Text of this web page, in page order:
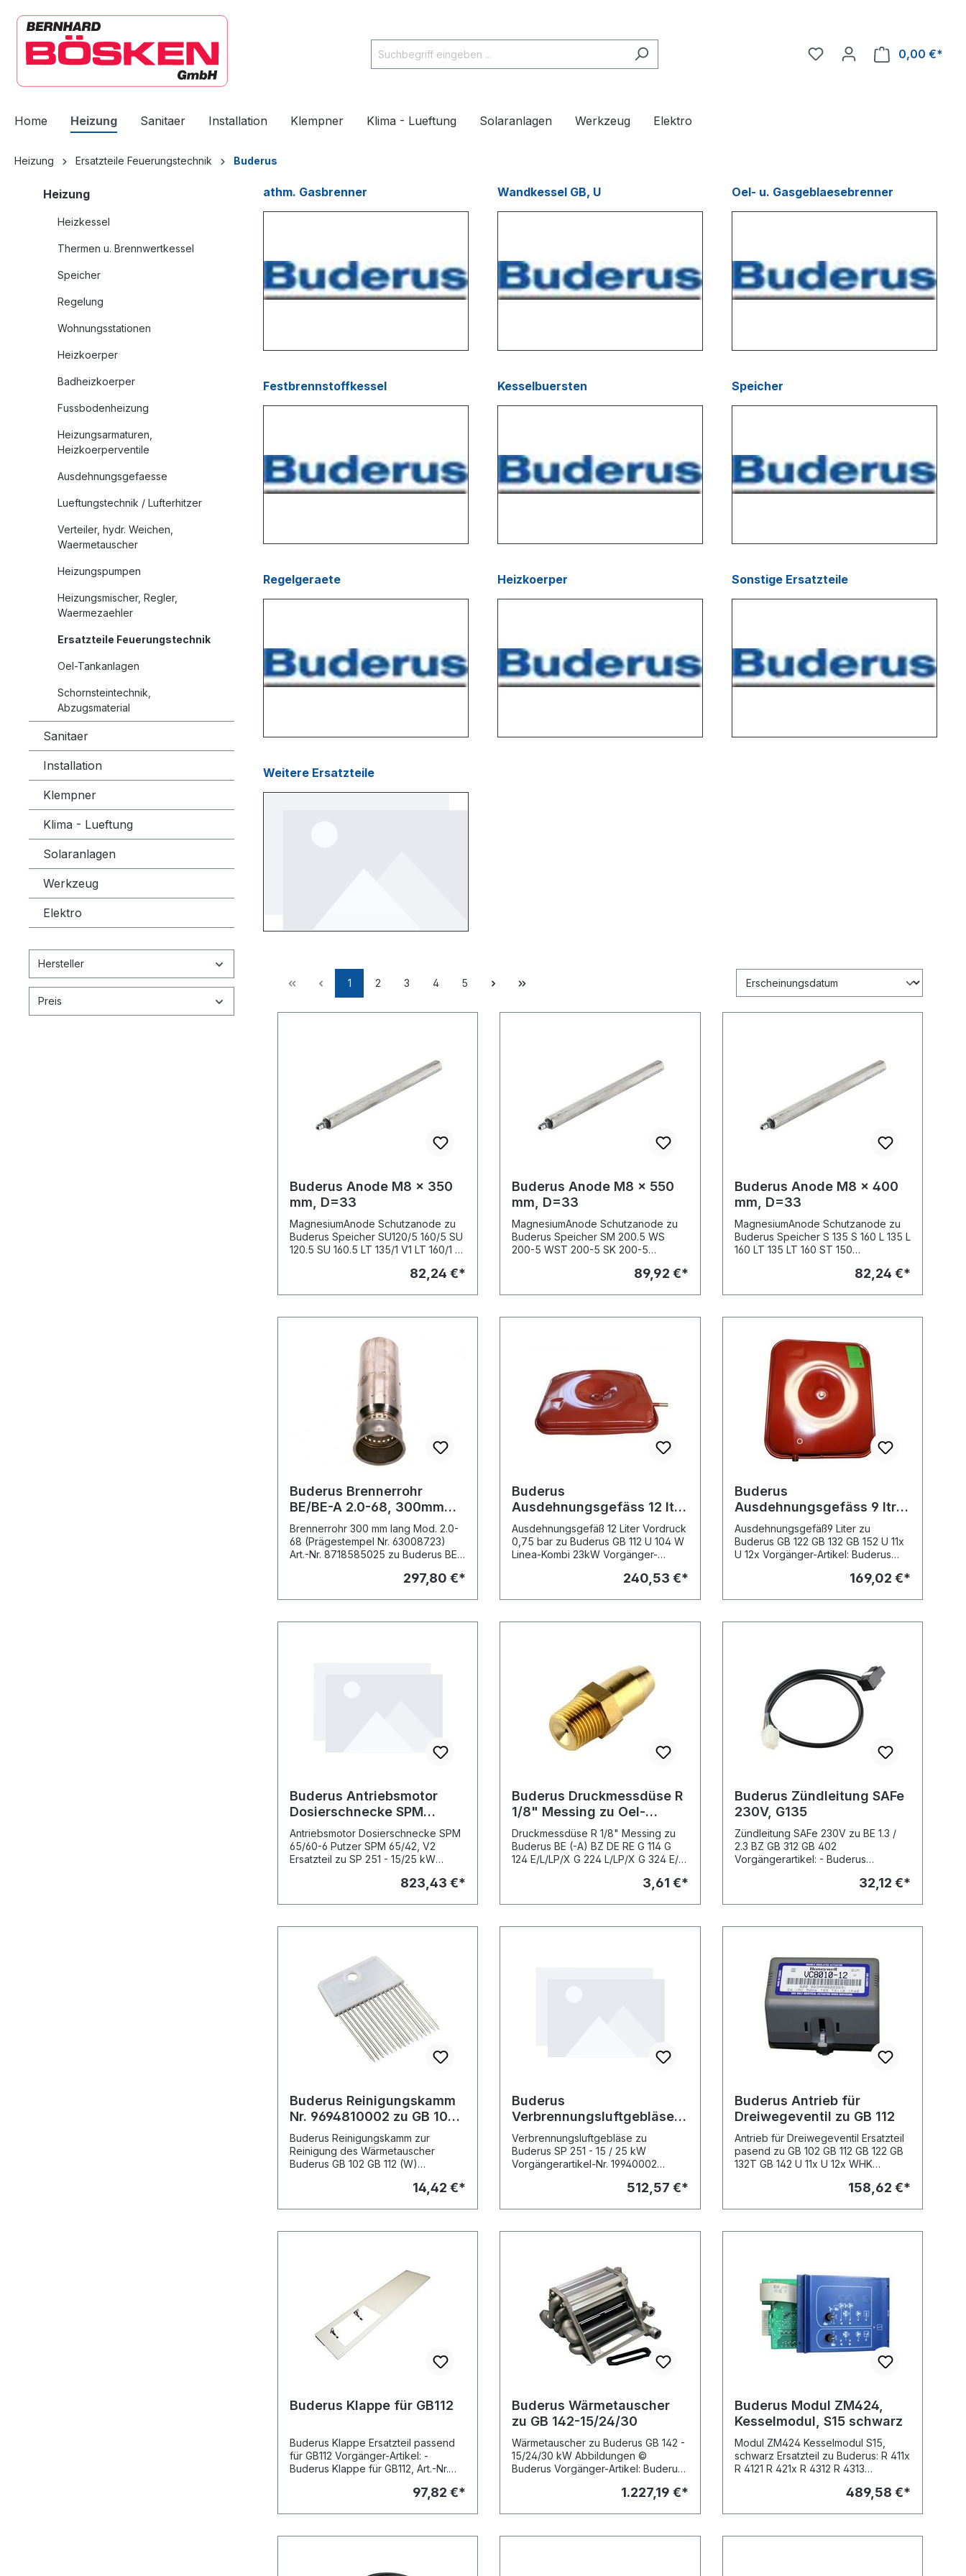
Zur Hauptnavigation springen
0,00 €*
Home Heizung Sanitaer Installation Klempner Klima - Lueftung Solaranlagen Werkzeug Elektro
Heizung Ersatzteile Feuerungstechnik Buderus
Heizung
Heizkessel
Thermen u. Brennwertkessel
Speicher
Regelung
Wohnungsstationen
Heizkoerper
Badheizkoerper
Fussbodenheizung
Heizungsarmaturen,
Heizkoerperventile
Ausdehnungsgefaesse
Lueftungstechnik / Lufterhitzer
Verteiler, hydr. Weichen,
Waermetauscher
Heizungspumpen
Heizungsmischer, Regler,
Waermezaehler
Ersatzteile Feuerungstechnik
Oel-Tankanlagen
Schornsteintechnik,
Abzugsmaterial
Sanitaer
Installation
Klempner
Klima - Lueftung
Solaranlagen
Werkzeug
Elektro
Hersteller
Preis
athm. Gasbrenner Wandkessel GB, U Oel- u. Gasgeblaesebrenner
Festbrennstoffkessel Kesselbuersten Speicher
Regelgeraete Heizkoerper Sonstige Ersatzteile
Weitere Ersatzteile
1 2 3 4 5
Buderus Anode M8 x 350
mm, D=33
MagnesiumAnode Schutzanode zu
Buderus Speicher SU120/5 160/5 SU
120.5 SU 160.5 LT 135/1 V1 LT 160/1 V1
82,24 €*
Buderus Anode M8 x 550
mm, D=33
MagnesiumAnode Schutzanode zu
Buderus Speicher SM 200.5 WS
200-5 WST 200-5 SK 200-5
89,92 €*
Buderus Anode M8 x 400
mm, D=33
MagnesiumAnode Schutzanode zu
Buderus Speicher S 135 S 160 L 135 L
160 LT 135 LT 160 ST 150
82,24 €*
Buderus Brennerrohr
BE/BE-A 2.0-68, 300mm
lang (Prägestempel Nr.
63008723)
Brennerrohr 300 mm lang Mod. 2.0-
68 (Prägestempel Nr. 63008723)
Art.-Nr. 8718585025 zu Buderus BE
Artikel: - Buderus Brennerrohr
Abbildungen © Buderus
297,80 €*
Buderus
Ausdehnungsgefäss 12 ltr.
/ 0,75 bar, zu GB112 / U104
W
Ausdehnungsgefäß 12 Liter Vordruck
0,75 bar zu Buderus GB 112 U 104 W
Linea-Kombi 23kW Vorgänger-
12 ltr. / 0,75 bar, Art.-Nr. 7100080
240,53 €*
Buderus
Ausdehnungsgefäss 9 ltr.,
zu GB / U
Ausdehnungsgefäß9 Liter zu
Buderus GB 122 GB 132 GB 152 U 11x
U 12x Vorgänger-Artikel: Buderus
7099126 Abbildungen © Buderus
169,02 €*
Buderus Antriebsmotor
Dosierschnecke SPM
65/60-6
Antriebsmotor Dosierschnecke SPM
65/60-6 Putzer SPM 65/42, V2
Ersatzteil zu SP 251 - 15/25 kW
Putzer SPM 65/42, V2, Art.-Nr.823,43 €*
Buderus Druckmessdüse R
1/8" Messing zu Oel-
Gebläsebrenner BE
Druckmessdüse R 1/8" Messing zu
Buderus BE (-A) BZ DE RE G 114 G
124 E/L/LP/X G 224 L/LP/X G 324 E/L
Druckmessdüse R 1/8", Art.-Nr.3,61 €*
Buderus Zündleitung SAFe
230V, G135
Zündleitung SAFe 230V zu BE 1.3 /
2.3 BZ GB 312 GB 402
Vorgängerartikel: - Buderus
63022602 Abbildungen © Buderus
32,12 €*
Buderus Reinigungskamm
Nr. 9694810002 zu GB 102 /
112
Buderus Reinigungskamm zur
Reinigung des Wärmetauscher
Buderus GB 102 GB 112 (W)
Reinigungskamm Nr. 9694810002,
14,42 €*
Buderus
Verbrennungsluftgebläse
zu SP 251 - 15/25 kW
Verbrennungsluftgebläse zu
Buderus SP 251 - 15 / 25 kW
Vorgängerartikel-Nr. 19940002
512,57 €*
Buderus Antrieb für
Dreiwegeventil zu GB 112
Antrieb für Dreiwegeventil Ersatzteil
pasend zu GB 102 GB 112 GB 122 GB
132T GB 142 U 11x U 12x WHK
Antrieb für Dreiwegeventil zu GB 112,
158,62 €*
Buderus Klappe für GB112
Buderus Klappe Ersatzteil passend
für GB112 Vorgänger-Artikel: -
Buderus Klappe für GB112, Art.-Nr.
97,82 €*
Buderus Wärmetauscher
zu GB 142-15/24/30
Wärmetauscher zu Buderus GB 142 -
15/24/30 kW Abbildungen ©
Buderus Vorgänger-Artikel: Buderus
1.227,19 €*
Buderus Modul ZM424,
Kesselmodul, S15 schwarz
Modul ZM424 Kesselmodul S15,
schwarz Ersatzteil zu Buderus: R 411x
R 4121 R 421x R 4312 R 4313
ZM424 Kesselmodul S10, blau, At.-Nr.
489,58 €*